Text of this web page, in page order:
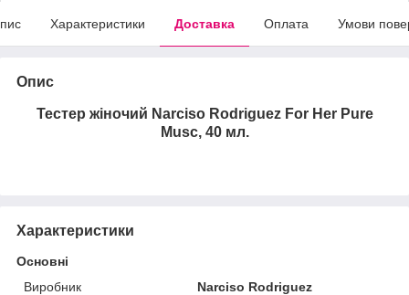
Характеристики Доставка Оплата Умови
Опис
Тестер жіночий Narciso Rodriguez For Her Pure
Musc, 40 мл.
Характеристики
Основні
Виробник
Narciso Rodriguez